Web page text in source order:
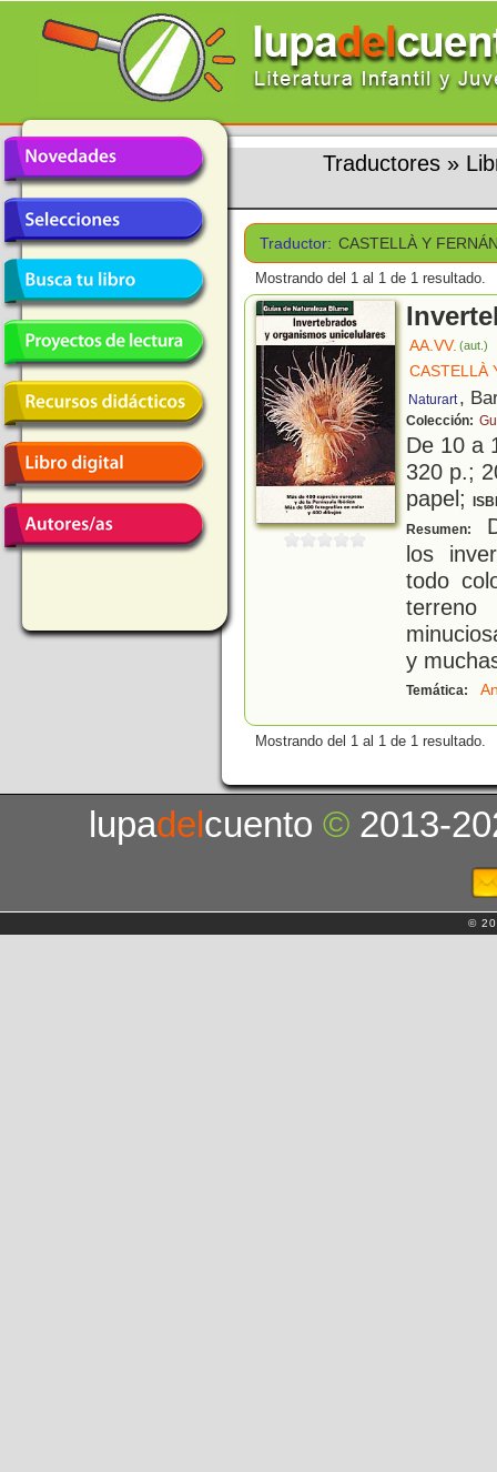
Traductores »
Traductor: CASTELLÀ Y
Mostrando del 1 al 1 de 1 resultado.
AA.VV. (aut.)
CASTELLÀ
Naturart ,
Colección:
De 10 a
320 p.;
papel;
Resumen:
los
todo
terreno
y
Temática:
Mostrando del 1 al 1 de 1 resultado.
lupadelcuento© 2013-
©